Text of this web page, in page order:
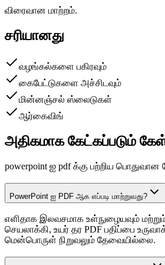
விரைவான மாற்றம்.
சரியானது
வழங்கல்களை பகிரவும்
கைபேட்டுகளை அச்சிடவும்
மின்னஞ்சல் ஸ்லைடுகள்
ஆர்கைவிங்
அதிகமாக கேட்கப்படும்
powerpoint ஐ pdf க்கு பற்றிய
PowerPoint ஐ PDF ஆக எப்படி மாற்றுவது?
எளிதாக இலவசமாக உள்நுழையவும்
செயலாக்கி, உயர் தர PDF பதிப்பை
மென்பொருள் நிறுவலும் தேவையில்லை.